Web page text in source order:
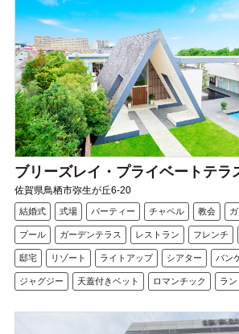
ブリーズレイ・プライベートテラ
佐賀県鳥栖市弥生が丘6-20
結婚式 式場 パーティー チャペル 教会
プール ガーデンテラス レストラン フレンチ
邸宅 リゾート ライトアップ シアター バン
ジャグジー 天蓋付きベット ロマンチック ラン